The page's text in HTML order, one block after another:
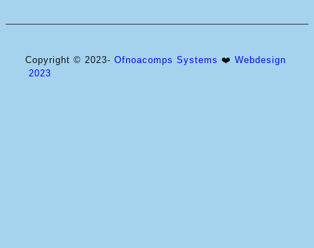
Copyright © 2023- Ofnoacomps Systems ❤️ Webdesign
2023